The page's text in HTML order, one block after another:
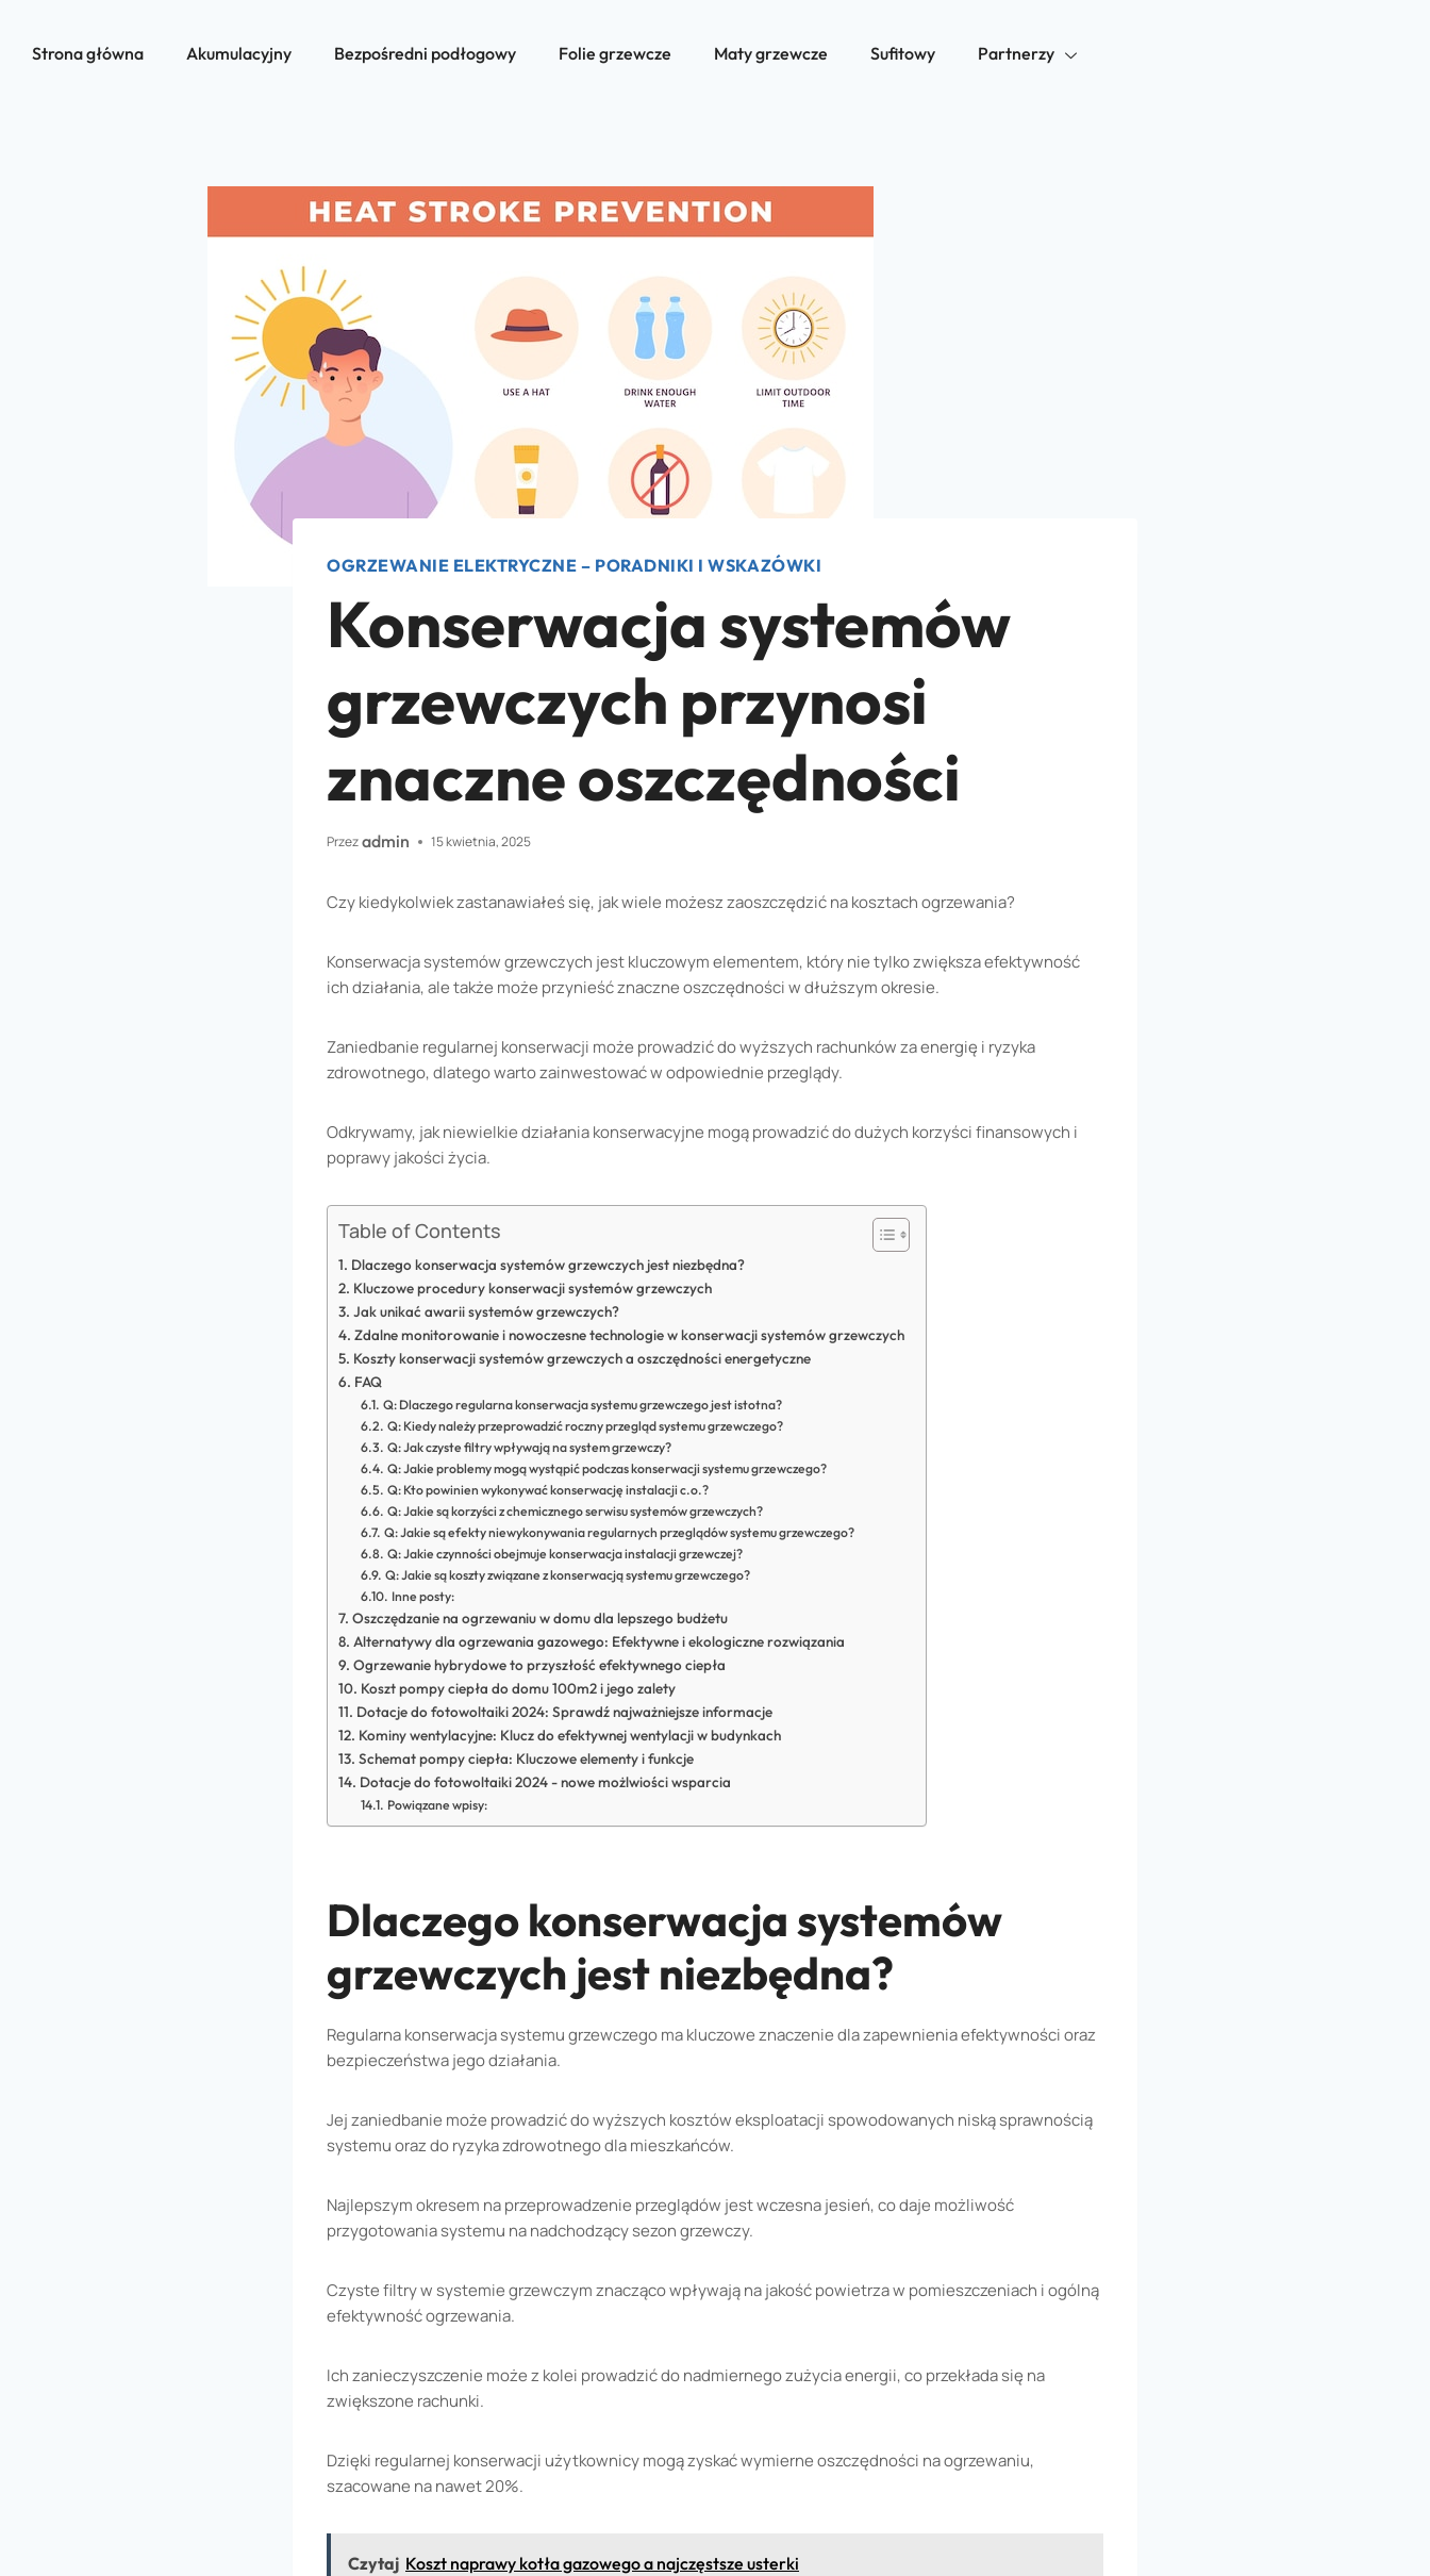
Strona główna Akumulacyjny Bezpośredni podłogowy Folie grzewcze Maty grzewcze Sufitowy Partnerzy
OGRZEWANIE ELEKTRYCZNE – PORADNIKI I WSKAZÓWKI
Konserwacja systemów
grzewczych przynosi
znaczne oszczędności
Przezadmin 15 kwietnia, 2025
Czy kiedykolwiek zastanawiałeś się, jak wiele możesz zaoszczędzić na kosztach ogrzewania?
Konserwacja systemów grzewczych jest kluczowym elementem, który nie tylko zwiększa efektywność
ich działania, ale także może przynieść znaczne oszczędności w dłuższym okresie.
Zaniedbanie regularnej konserwacji może prowadzić do wyższych rachunków za energię i ryzyka
zdrowotnego, dlatego warto zainwestować w odpowiednie przeglądy.
Odkrywamy, jak niewielkie działania konserwacyjne mogą prowadzić do dużych korzyści finansowych i
poprawy jakości życia.
Table of Contents
Dlaczego konserwacja systemów grzewczych jest niezbędna?
Kluczowe procedury konserwacji systemów grzewczych
Jak unikać awarii systemów grzewczych?
Zdalne monitorowanie i nowoczesne technologie w konserwacji systemów grzewczych
Koszty konserwacji systemów grzewczych a oszczędności energetyczne
FAQ
Q: Dlaczego regularna konserwacja systemu grzewczego jest istotna?
Q: Kiedy należy przeprowadzić roczny przegląd systemu grzewczego?
Q: Jak czyste filtry wpływają na system grzewczy?
Q: Jakie problemy mogą wystąpić podczas konserwacji systemu grzewczego?
Q: Kto powinien wykonywać konserwację instalacji c.o.?
Q: Jakie są korzyści z chemicznego serwisu systemów grzewczych?
Q: Jakie są efekty niewykonywania regularnych przeglądów systemu grzewczego?
Q: Jakie czynności obejmuje konserwacja instalacji grzewczej?
Q: Jakie są koszty związane z konserwacją systemu grzewczego?
Inne posty:
Oszczędzanie na ogrzewaniu w domu dla lepszego budżetu
Alternatywy dla ogrzewania gazowego: Efektywne i ekologiczne rozwiązania
Ogrzewanie hybrydowe to przyszłość efektywnego ciepła
Koszt pompy ciepła do domu 100m2 i jego zalety
Dotacje do fotowoltaiki 2024: Sprawdź najważniejsze informacje
Kominy wentylacyjne: Klucz do efektywnej wentylacji w budynkach
Schemat pompy ciepła: Kluczowe elementy i funkcje
Dotacje do fotowoltaiki 2024 - nowe możlwiości wsparcia
Powiązane wpisy:
Dlaczego konserwacja systemów
grzewczych jest niezbędna?
Regularna konserwacja systemu grzewczego ma kluczowe znaczenie dla zapewnienia efektywności oraz
bezpieczeństwa jego działania.
Jej zaniedbanie może prowadzić do wyższych kosztów eksploatacji spowodowanych niską sprawnością
systemu oraz do ryzyka zdrowotnego dla mieszkańców.
Najlepszym okresem na przeprowadzenie przeglądów jest wczesna jesień, co daje możliwość
przygotowania systemu na nadchodzący sezon grzewczy.
Czyste filtry w systemie grzewczym znacząco wpływają na jakość powietrza w pomieszczeniach i ogólną
efektywność ogrzewania.
Ich zanieczyszczenie może z kolei prowadzić do nadmiernego zużycia energii, co przekłada się na
zwiększone rachunki.
Dzięki regularnej konserwacji użytkownicy mogą zyskać wymierne oszczędności na ogrzewaniu,
szacowane na nawet 20%.
Czytaj Koszt naprawy kotła gazowego a najczęstsze usterki